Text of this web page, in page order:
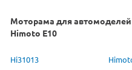
Моторама для автомоделей
Himoto E10
Hi31013